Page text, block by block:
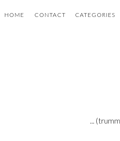
HOME CONTACT CATEGORIES
...